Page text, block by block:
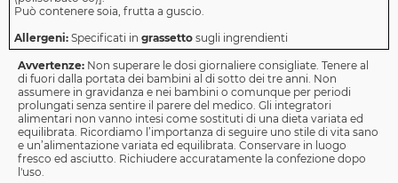
Può contenere soia, frutta a guscio.
Allergeni: Specificati in grassetto sugli ingrendienti
Avvertenze: Non superare le dosi giornaliere consigliate. Tenere al
di fuori dalla portata dei bambini al di sotto dei tre anni. Non
assumere in gravidanza e nei bambini o comunque per periodi
prolungati senza sentire il parere del medico. Gli integratori
alimentari non vanno intesi come sostituti di una dieta variata ed
equilibrata. Ricordiamo l’importanza di seguire uno stile di vita sano
e un’alimentazione variata ed equilibrata. Conservare in luogo
fresco ed asciutto. Richiudere accuratamente la confezione dopo
l'uso.